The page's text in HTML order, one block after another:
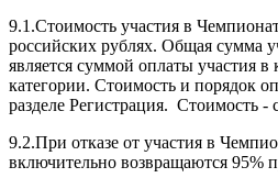
9.1.Стоимость участия в
российских рублях. Общая сумма
является суммой оплаты участия
категории. Стоимость и порядок
разделе Регистрация. Стоимость
9.2.При отказе от участия в
включительно возвращаются 95%